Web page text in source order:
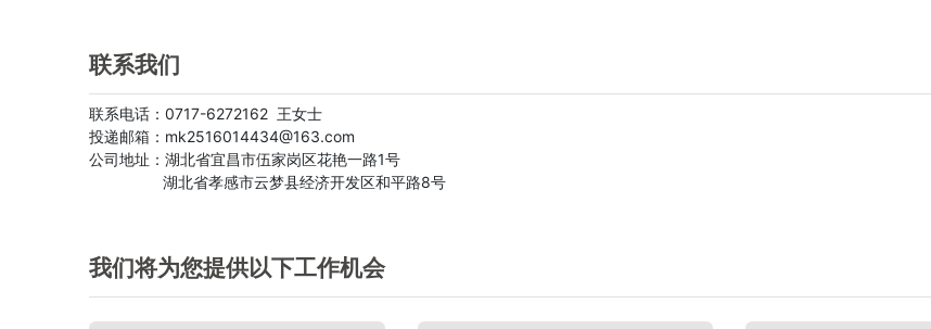
联系我们
联系电话：0717-6272162 王女士
投递邮箱：mk2516014434@163.com
公司地址：湖北省宜昌市伍家岗区花艳一路1号
湖北省孝感市云梦县经济开发区和平路8号
我们将为您提供以下工作机会